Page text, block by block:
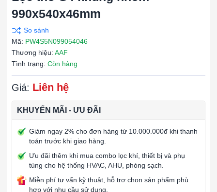
990x540x46mm
Mã: PW4S5N099054046
Thương hiệu: AAF
Tình trạng: Còn hàng
Giá: Liên hệ
KHUYẾN MÃI - ƯU ĐÃI
Giảm ngay 2% cho đơn hàng từ 10.000.000đ khi thanh
toán trước khi giao hàng.
Ưu đãi thêm khi mua combo lọc khí, thiết bị và phụ
tùng cho hệ thống HVAC, AHU, phòng sạch.
Miễn phí tư vấn kỹ thuật, hỗ trợ chọn sản phẩm phù
hợp với nhu cầu sử dụng.